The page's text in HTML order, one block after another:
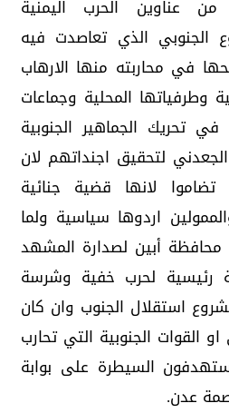
عناوين الحرب اليمنية
الجنوبي الذي تعاصدت فيه
في محاربته منها الارهاب
وطرفياتها المحلية وجماعات
تحريك الجماهير الجنوبية
لتحقيق اجنداتهم لان
لانها قضية جنائية
اردوها سياسية ولما
محافظة أبين لصدارة المشهد
رئيسية لحرب خفية وشرسة
استقلال الجنوب وان كان
او القوات الجنوبية التي تحارب
السيطرة على بوابة
عدن.